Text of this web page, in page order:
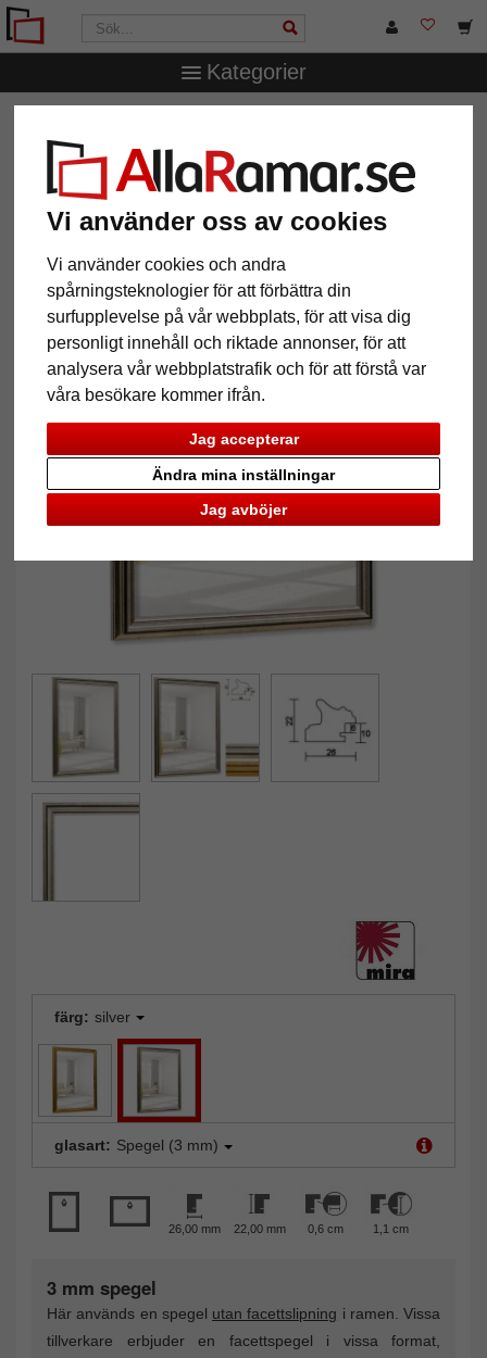
Vi använder oss av cookies
Vi använder cookies och andra
spårningsteknologier för att förbättra din
surfupplevelse på vår webbplats, för att visa dig
personligt innehåll och riktade annonser, för att
analysera vår webbplatstrafik och för att förstå var
våra besökare kommer ifrån.
Jag accepterar
Jag avböjer
Ändra mina inställningar
Kategorier
Väggspegel Saint-Pierre efter mått
Väggspegel Saint-Pierre efter mått
Tillbaka
färg: silver
glasart: Spegel (3 mm)
26,00 mm 22,00 mm 0,6 cm 1,1 cm
3 mm spegel
Här används en spegel utan facettslipning i ramen. Vissa
tillverkare erbjuder en facettspegel i vissa format,